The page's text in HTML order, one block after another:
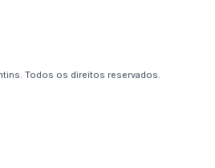
Todos os direitos reservados.